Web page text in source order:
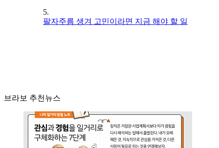
5.
팔자주름 생겨 고민이라면 지금 해야 할 일
브라보 추천뉴스